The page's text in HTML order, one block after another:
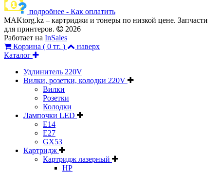
подробнее - Как оплатить
MAKtorg.kz – картриджи и тонеры по низкой цене. Запчасти
для принтеров.
2026
Работает на InSales
Корзина ( 0 тг. )
наверх
Каталог
Удлинитель 220V
Вилки, розетки, колодки 220V
Вилки
Розетки
Колодки
Лампочки LED
E14
E27
GX53
Картридж
Картридж лазерный
HP